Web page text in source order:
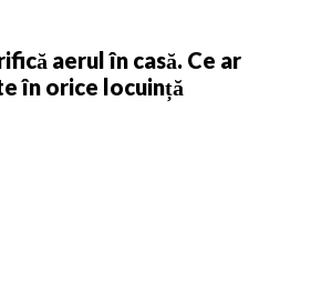
aerul în casă. Ce ar
în orice locuință